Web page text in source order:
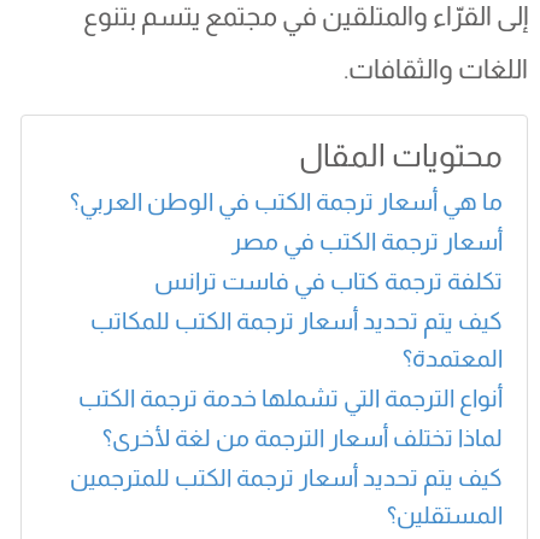
إلى القرّاء والمتلقين في مجتمع يتسم بتنوع
اللغات والثقافات.
محتويات المقال
ما هي أسعار ترجمة الكتب في الوطن العربي؟
أسعار ترجمة الكتب في مصر
تكلفة ترجمة كتاب في فاست ترانس
كيف يتم تحديد أسعار ترجمة الكتب للمكاتب
المعتمدة؟
أنواع الترجمة التي تشملها خدمة ترجمة الكتب
لماذا تختلف أسعار الترجمة من لغة لأخرى؟
كيف يتم تحديد أسعار ترجمة الكتب للمترجمين
المستقلين؟